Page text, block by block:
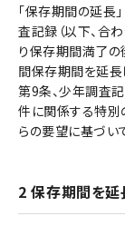
「保存期間の延長
査記録（以下、合
り保存期間満了の
間保存期間を延長
第9条、少年調査
件に関係する特別
らの要望に基づい
2 保存期間を延